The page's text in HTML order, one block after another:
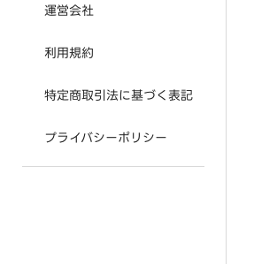
運営会社
利用規約
特定商取引法に基づく表記
プライバシーポリシー